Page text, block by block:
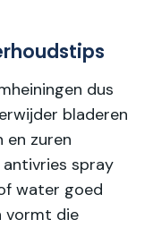
dus
bladeren
en zuren
spray
water goed
vormt die